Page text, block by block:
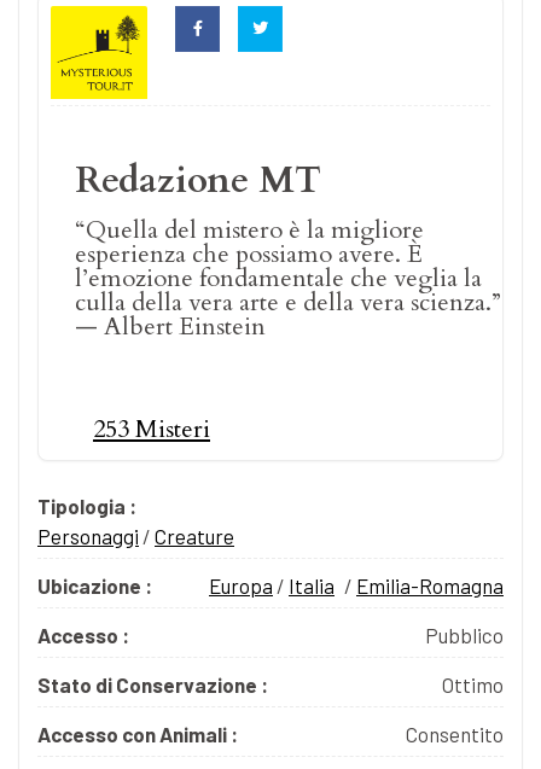
Redazione MT
“Quella del mistero è la migliore
esperienza che possiamo avere. È
l’emozione fondamentale che veglia la
culla della vera arte e della vera scienza.”
— Albert Einstein
253 Misteri
Tipologia :
Personaggi / Creature
Ubicazione : Europa / Italia / Emilia-Romagna
Accesso : Pubblico
Stato di Conservazione : Ottimo
Accesso con Animali : Consentito